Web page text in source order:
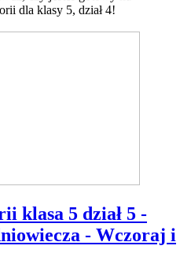
dla klasy 5, dział 4!
klasa 5 dział 5 -
- Wczoraj i